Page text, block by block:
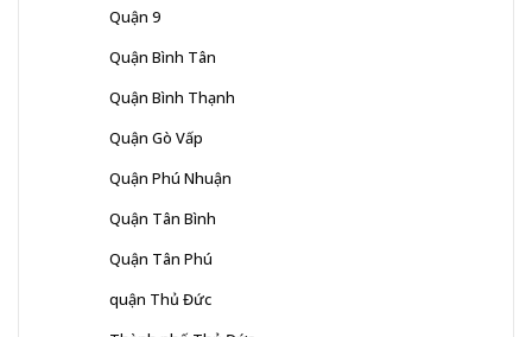
Quận 9
Quận Bình Tân
Quận Bình Thạnh
Quận Gò Vấp
Quận Phú Nhuận
Quận Tân Bình
Quận Tân Phú
quận Thủ Đức